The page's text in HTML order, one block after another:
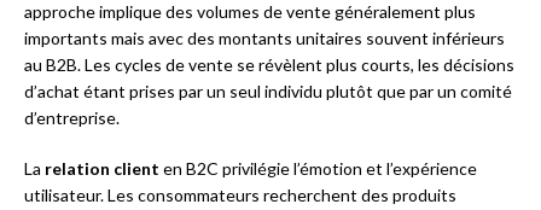
approche implique des volumes de vente généralement plus
importants mais avec des montants unitaires souvent inférieurs
au B2B. Les cycles de vente se révèlent plus courts, les décisions
d’achat étant prises par un seul individu plutôt que par un comité
d’entreprise.
La relation client en B2C privilégie l’émotion et l’expérience
utilisateur. Les consommateurs recherchent des produits